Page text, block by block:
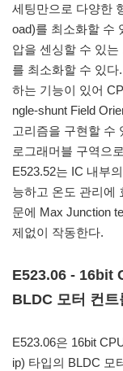
세팅만으로 다양한
oad)를 최소화할 수
압을 센싱할 수 있
를 최소화할 수 있
하는 기능이 있어
ngle-shunt Field
고리즘을 구현할 수
로그래머블 구역으
E523.52는 IC 내부
능하고 온도 관리에
문에 Max Junction
제없이 작동한다.
E523.06 - 16bit
BLDC 모터 컨트
E523.06은 16bit
ip) 타입의 BLDC 모